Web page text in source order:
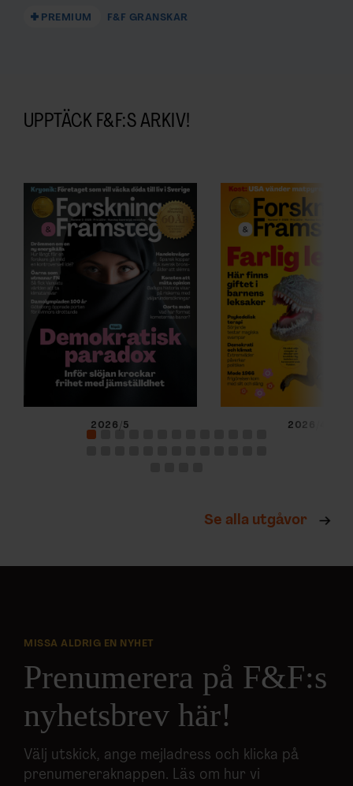
PREMIUM F&F GRANSKAR
UPPTÄCK F&F:S ARKIV!
2026/5 2026/4
Se alla utgåvor
MISSA ALDRIG EN NYHET
Prenumerera på F&F:s
nyhetsbrev här!
Välj utskick, ange mejladress och klicka på
prenumereraknappen. Läs om hur vi